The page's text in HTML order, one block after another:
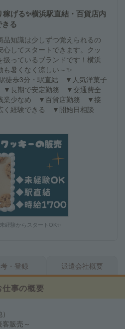
げる✨横浜駅直結・百貨店内
る
知識は少しずつ覚えられるの
してスタートできます。クッ
っているブランドです！横浜
暑くなく涼しい～✨
歩3分・駅直結 ▼人気洋菓子
長期で安定勤務 ▼交通費全
少なめ ▼百貨店勤務 ▼接
く経験できる ▼開始日相談
経験からスタートOK✨
・登録 派遣会社概要
仕事の概要
販売～